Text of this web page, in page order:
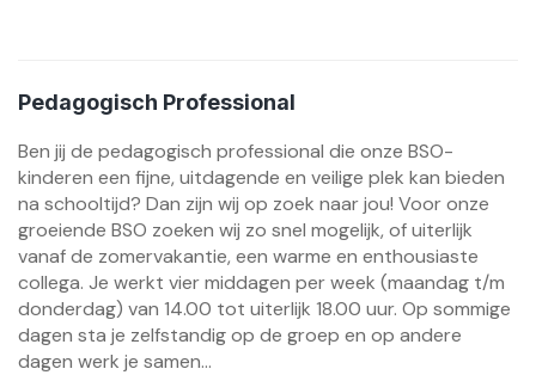
Pedagogisch Professional
Ben jij de pedagogisch professional die onze BSO-
kinderen een fijne, uitdagende en veilige plek kan bieden
na schooltijd? Dan zijn wij op zoek naar jou! Voor onze
groeiende BSO zoeken wij zo snel mogelijk, of uiterlijk
vanaf de zomervakantie, een warme en enthousiaste
collega. Je werkt vier middagen per week (maandag t/m
donderdag) van 14.00 tot uiterlijk 18.00 uur. Op sommige
dagen sta je zelfstandig op de groep en op andere
dagen werk je samen...